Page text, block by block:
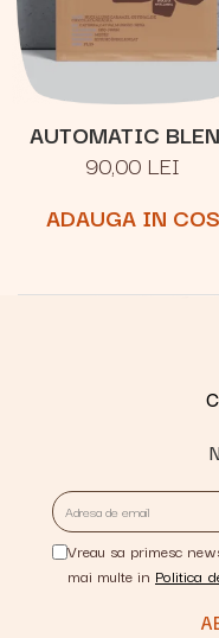
AUTOMATIC
90,00 LEI
ADAUGA IN COS
Vreau sa primesc
mai multe in Politica